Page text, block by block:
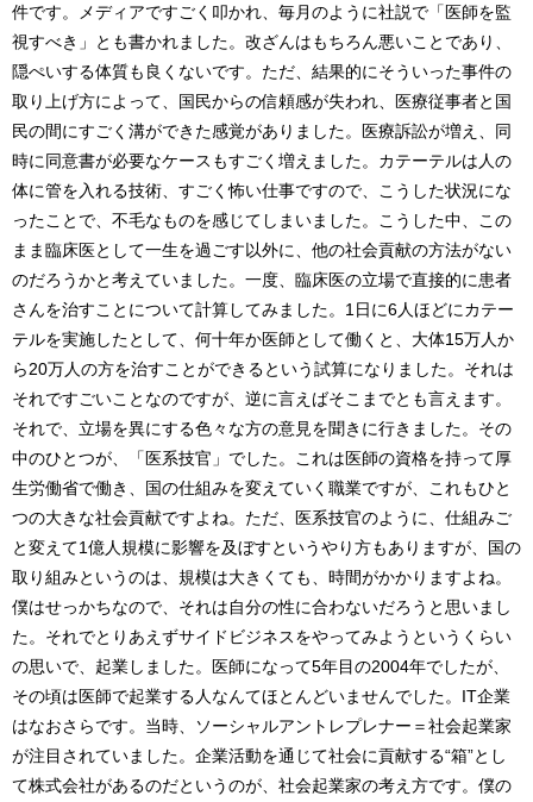
件です。メディアですごく叩かれ、毎月のように社説で「医師を監
視すべき」とも書かれました。改ざんはもちろん悪いことであり、
隠ぺいする体質も良くないです。ただ、結果的にそういった事件の
取り上げ方によって、国民からの信頼感が失われ、医療従事者と国
民の間にすごく溝ができた感覚がありました。医療訴訟が増え、同
時に同意書が必要なケースもすごく増えました。カテーテルは人の
体に管を入れる技術、すごく怖い仕事ですので、こうした状況にな
ったことで、不毛なものを感じてしまいました。こうした中、この
まま臨床医として一生を過ごす以外に、他の社会貢献の方法がない
のだろうかと考えていました。一度、臨床医の立場で直接的に患者
さんを治すことについて計算してみました。1日に6人ほどにカテー
テルを実施したとして、何十年か医師として働くと、大体15万人か
ら20万人の方を治すことができるという試算になりました。それは
それですごいことなのですが、逆に言えばそこまでとも言えます。
それで、立場を異にする色々な方の意見を聞きに行きました。その
中のひとつが、「医系技官」でした。これは医師の資格を持って厚
生労働省で働き、国の仕組みを変えていく職業ですが、これもひと
つの大きな社会貢献ですよね。ただ、医系技官のように、仕組みご
と変えて1億人規模に影響を及ぼすというやり方もありますが、国の
取り組みというのは、規模は大きくても、時間がかかりますよね。
僕はせっかちなので、それは自分の性に合わないだろうと思いまし
た。それでとりあえずサイドビジネスをやってみようというくらい
の思いで、起業しました。医師になって5年目の2004年でしたが、
その頃は医師で起業する人なんてほとんどいませんでした。IT企業
はなおさらです。当時、ソーシャルアントレプレナー＝社会起業家
が注目されていました。企業活動を通じて社会に貢献する“箱”とし
て株式会社があるのだというのが、社会起業家の考え方です。僕の